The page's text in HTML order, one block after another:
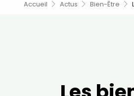
Accueil Actus Bien-Être